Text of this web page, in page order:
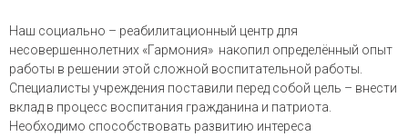
Наш социально – реабилитационный центр для
несовершеннолетних «Гармония» накопил определённый опыт
работы в решении этой сложной воспитательной работы.
Специалисты учреждения поставили перед собой цель – внести
вклад в процесс воспитания гражданина и патриота.
Необходимо способствовать развитию интереса